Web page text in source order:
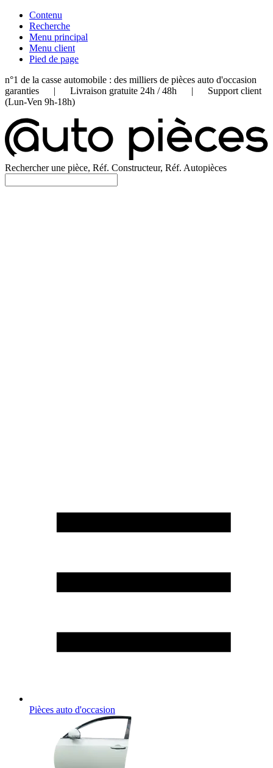
Contenu
Recherche
Menu principal
Menu client
Pied de page
n°1 de la casse automobile : des milliers de pièces auto d'occasion
garanties | Livraison gratuite 24h / 48h | Support client
(Lun-Ven 9h-18h)
Rechercher une pièce, Réf. Constructeur, Réf. Autopièces
Pièces auto d'occasion